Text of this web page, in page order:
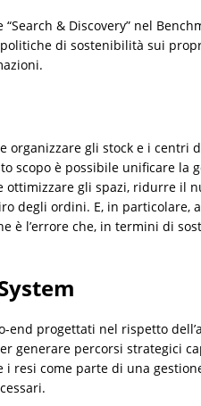
& Discovery” nel
di sostenibilità sui
organizzare gli stock e i centri
scopo è possibile unificare la
ottimizzare gli spazi, ridurre il
degli ordini. E, in particolare,
è l’errore che, in termini di
end progettati nel rispetto
generare percorsi strategici
resi come parte di una